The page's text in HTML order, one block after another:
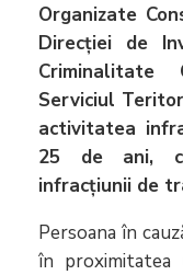
Organizate
Direcției de
Serviciul
activitatea
25 de ani,
infracțiunii de
Persoana în
în proximitatea